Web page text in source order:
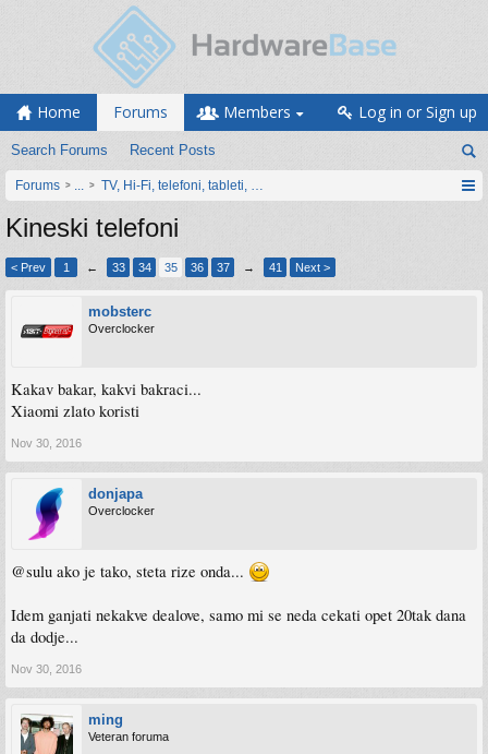
Home Forums
Search Forums Recent Posts
Members Log in or Sign up
Forums ... TV, Hi-Fi, telefoni, tableti, satovi, IoT oprema
Kineski telefoni
< Prev 1 ← 33 34 35 36 37 → 41 Next >
mobsterc
Overclocker
Kakav bakar, kakvi bakraci...
Xiaomi zlato koristi
Nov 30, 2016
donjapa
Overclocker
@sulu ako je tako, steta rize onda...
Idem ganjati nekakve dealove, samo mi se neda cekati opet 20tak dana
da dodje...
Nov 30, 2016
ming
Veteran foruma